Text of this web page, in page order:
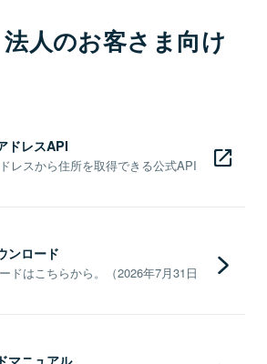
人のお客さま向け
ドレスAPI
レスから住所を取得できる公式API
ンロード
ドはこちらから。（2026年7月31日